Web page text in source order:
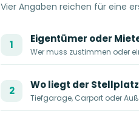
Vier Angaben reichen für eine
1 Eigentümer oder
Wer muss zustimmen oder
2 Wo liegt der
Tiefgarage, Carport oder